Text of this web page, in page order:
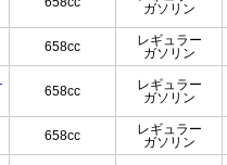
ガソリン
658cc
レギュラー
ガソリン
658cc
レギュラー
ガソリン
658cc
レギュラー
ガソリン